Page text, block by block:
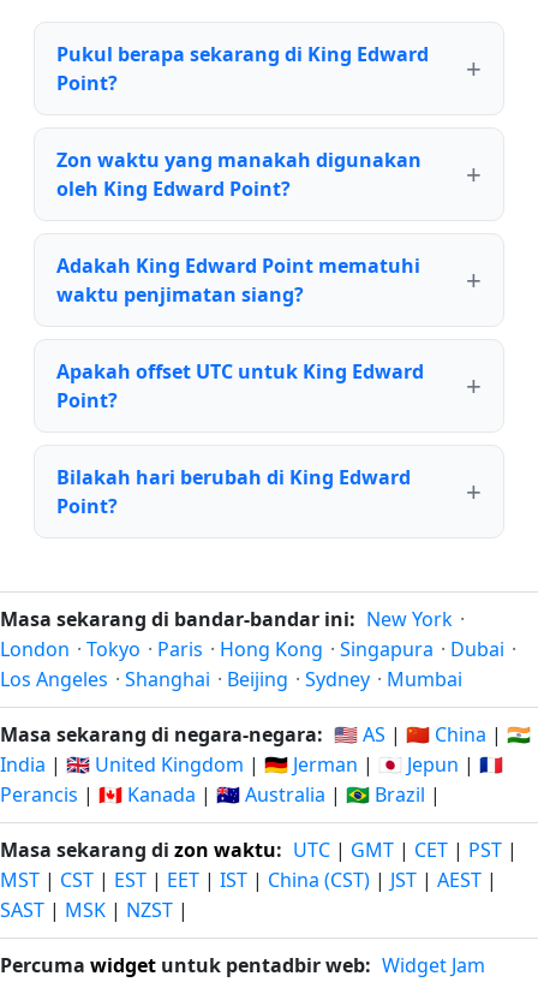
Pukul berapa sekarang di King Edward
Point?
Zon waktu yang manakah digunakan
oleh King Edward Point?
Adakah King Edward Point mematuhi
waktu penjimatan siang?
Apakah offset UTC untuk King Edward
Point?
Bilakah hari berubah di King Edward
Point?
Masa sekarang di bandar-bandar ini: New York ·
London · Tokyo · Paris · Hong Kong · Singapura · Dubai ·
Los Angeles · Shanghai · Beijing · Sydney · Mumbai
Masa sekarang di negara-negara: 🇺🇸 AS | 🇨🇳 China | 🇮🇳
India | 🇬🇧 United Kingdom | 🇩🇪 Jerman | 🇯🇵 Jepun | 🇫🇷
Perancis | 🇨🇦 Kanada | 🇦🇺 Australia | 🇧🇷 Brazil |
Masa sekarang di zon waktu: UTC | GMT | CET | PST |
MST | CST | EST | EET | IST | China (CST) | JST | AEST |
SAST | MSK | NZST |
Percuma widget untuk pentadbir web: Widget Jam